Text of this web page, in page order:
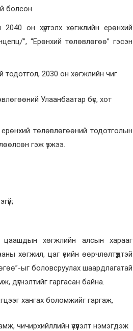
болсон.
он хүртэлх хөгжлийн ерөнхий
”, “Ерөнхий төлөвлөгөө” гэсэн
тодотгол, 2030 он хөгжлийн чиг
Улаанбаатар бүс, хот
ерөнхий төлөвлөгөөний тодотголын
гэж үзжээ.
хөгжлийн алсын харааг
хөгжил, цаг үеийн өөрчлөлтүүдтэй
ыг боловсруулах шаардлагатай
дүгнэлтийг гаргасан байна.
хангах боломжийг гаргаж,
чичирхийллийн үзүүлэлт нэмэгдэж